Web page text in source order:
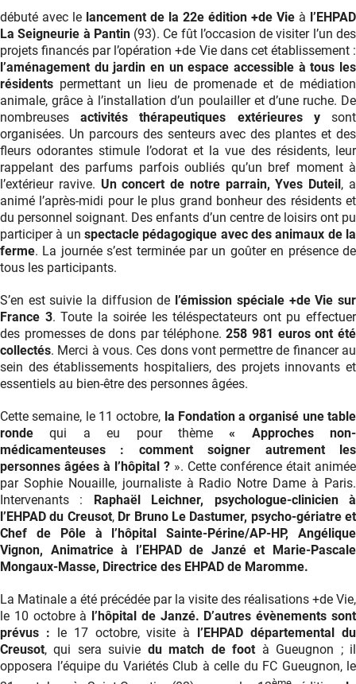
débuté avec le lancement de la 22e édition +de Vie à l’EHPAD
La Seigneurie à Pantin(93). Ce fût l’occasion de visiter l’un des
projets financés par l’opération +de Vie dans cet établissement :
l’aménagement du jardin en un espace accessible à tous les
résidents permettant un lieu de promenade et de médiation
animale, grâce à l’installation d’un poulailler et d’une ruche. De
nombreusesactivités thérapeutiques extérieures ysont
organisées. Un parcours des senteurs avec des plantes et des
fleurs odorantes stimule l’odorat et la vue des résidents, leur
rappelant des parfums parfois oubliés qu’un bref moment à
l’extérieur ravive. Un concert de notre parrain, Yves Duteil , a
animé l’après-midi pour le plus grand bonheur des résidents et
du personnel soignant. Des enfants d’un centre de loisirs ont pu
participer à un spectacle pédagogique avec des animaux de la
ferme. La journée s’est terminée par un goûter en présence de
tous les participants.
S’en est suivie la diffusion de l’émission spéciale +de Vie sur
France 3. Toute la soirée les téléspectateurs ont pu effectuer
des promesses de dons par téléphone.258 981 euros ont été
collectés. Merci à vous. Ces dons vont permettre de financer au
sein des établissements hospitaliers, des projets innovants et
essentiels au bien-être des personnes âgées.
Cette semaine, le 11 octobre, la Fondation a organisé une table
ronde qui a eu pour thème« Approches non-
médicamenteuses : comment soigner autrement les
personnes âgées à l’hôpital ? ». Cette conférence était animée
par Sophie Nouaille, journaliste à Radio Notre Dame à Paris.
Intervenants :
Raphaël Leichner, psychologue-clinicien à
l’EHPAD du Creusot, Dr Bruno Le Dastumer, psycho-gériatre et
Chef de Pôle à l’hôpital Sainte-Périne/AP-HP, Angélique
Vignon, Animatrice à l’EHPAD de Janzé et Marie-Pascale
Mongaux-Masse, Directrice des EHPAD de Maromme.
La Matinale a été précédée par la visite des réalisations +de Vie,
le 10 octobre à l’hôpital de Janzé. D’autres évènements sont
prévus : le 17 octobre, visite à
l’EHPAD départemental du
Creusot, qui sera suivie du match de foot à Gueugnon ; il
opposera l’équipe du Variétés Club à celle du FC Gueugnon, le